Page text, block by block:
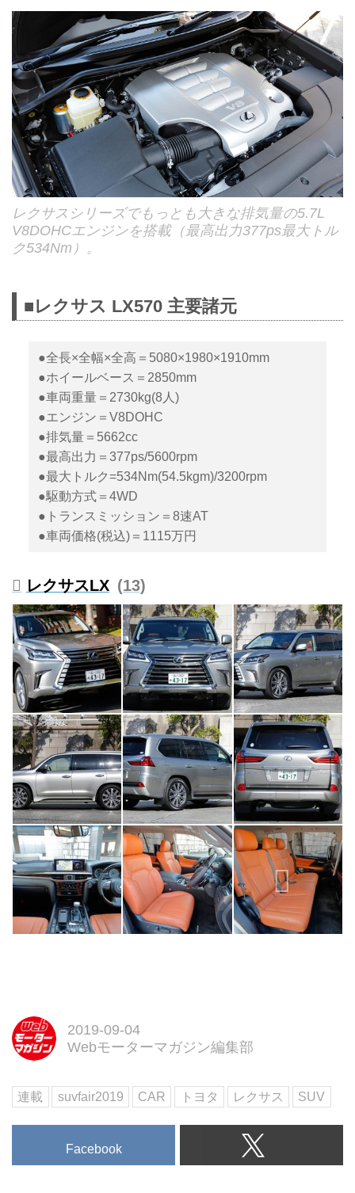
レクサスシリーズでもっとも大きな排気量の5.7L
V8DOHCエンジンを搭載（最高出力377ps最大トル
ク534Nm）。
■レクサス LX570 主要諸元
●全長×全幅×全高＝5080×1980×1910mm
●ホイールベース＝2850mm
●車両重量＝2730kg(8人)
●エンジン＝V8DOHC
●排気量＝5662cc
●最高出力＝377ps/5600rpm
●最大トルク=534Nm(54.5kgm)/3200rpm
●駆動方式＝4WD
●トランスミッション＝8速AT
●車両価格(税込)＝1115万円
レクサスLX 13
2019-09-04
Webモーターマガジン編集部
連載 suvfair2019 CAR トヨタ レクサス SUV
Facebook